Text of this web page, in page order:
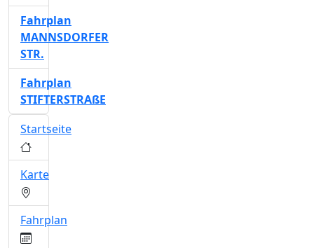
Fahrplan
MANNSDORFER
STR.
Fahrplan
STIFTERSTRAßE
Startseite
Karte
Fahrplan